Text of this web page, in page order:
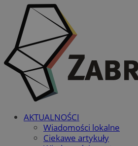
AKTUALNOŚCI
Wiadomości lokalne
Ciekawe artykuły